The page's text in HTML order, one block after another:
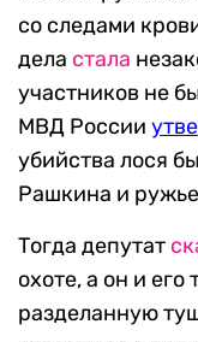
со следами
дела стала
участников не
МВД России
убийства лося
Рашкина и
Тогда депутат
охоте, а он и
разделанную